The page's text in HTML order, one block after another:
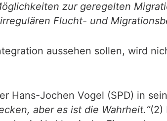
zur geregelten
Flucht- und
aussehen sollen, wird
Hans-Jochen Vogel (SPD) in
aber es ist die Wahrheit.“(2)